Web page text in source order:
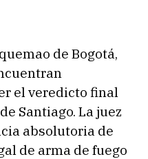
de Bogotá,
el veredicto final
Santiago. La juez
absolutoria de
de arma de fuego